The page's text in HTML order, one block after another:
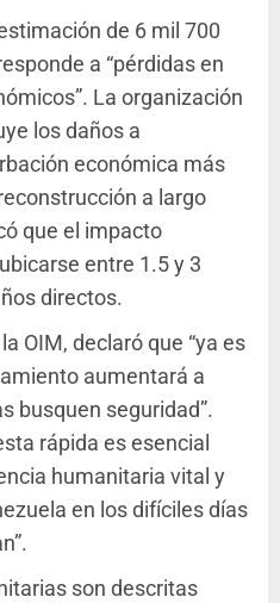
de 6 mil 700
a “pérdidas en
La organización
los daños a
económica más
a largo
que el impacto
entre 1.5 y 3
directos.
OIM, declaró que “ya es
aumentará a
busquen seguridad”.
rápida es esencial
humanitaria vital y
en los difíciles días
son descritas